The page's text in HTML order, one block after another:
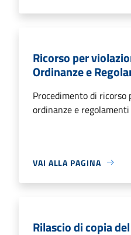
Ricorso per
Ordinanze e
Procedimento di
ordinanze e
VAI ALLA PAGINA
Rilascio di copia